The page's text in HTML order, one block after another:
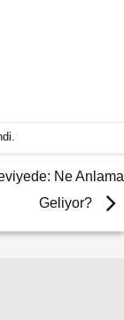
Ne Anlama
Geliyor?